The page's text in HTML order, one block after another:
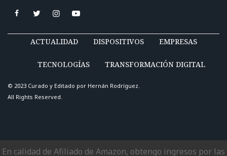
ACTUALIDAD DISPOSITIVOS EMPRESAS
TECNOLOGÍAS TRANSFORMACIÓN DIGITAL
© 2023 Curado y Editado por Hernán Rodríguez
All Rights Reserved.
En calidad de Afiliado de Amazon, obtengo ingresos por las